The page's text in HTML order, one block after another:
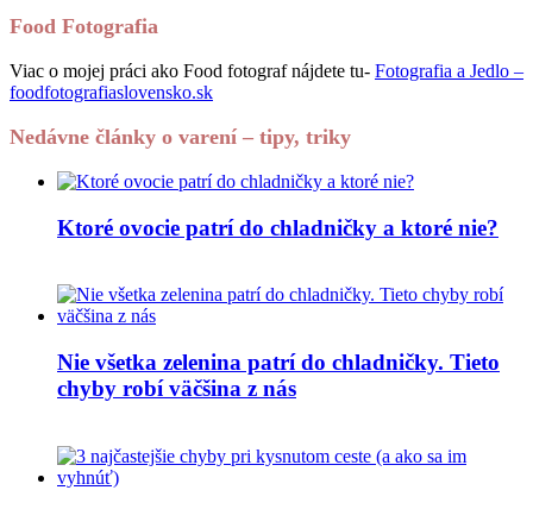
Food Fotografia
Viac o mojej práci ako Food fotograf nájdete tu- Fotografia a Jedlo –
foodfotografiaslovensko.sk
Nedávne články o varení – tipy, triky
Ktoré ovocie patrí do chladničky a ktoré nie?
Nie všetka zelenina patrí do chladničky. Tieto
chyby robí väčšina z nás